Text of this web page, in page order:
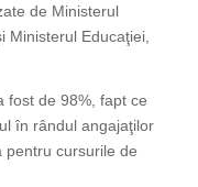
de Ministerul
Ministerul Educaţiei,
fost de 98%, fapt ce
în rândul angajaţilor
pentru cursurile de